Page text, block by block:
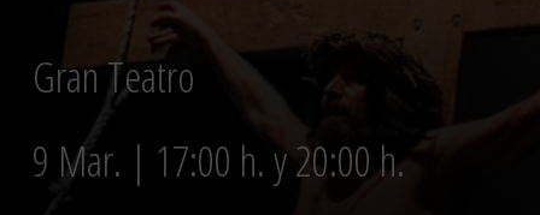
Gran Teatro
9 Mar. | 17:00 h. y 20:00 h.